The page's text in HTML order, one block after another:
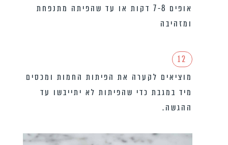
אופים 7-8 דקות או עד שהפיתה מתנפחת
ומזהיבה
12
מוציאים לקערה את הפיתות החמות ומכסים
מיד במגבת כדי שהפיתות לא יתייבשו עד
ההגשה.